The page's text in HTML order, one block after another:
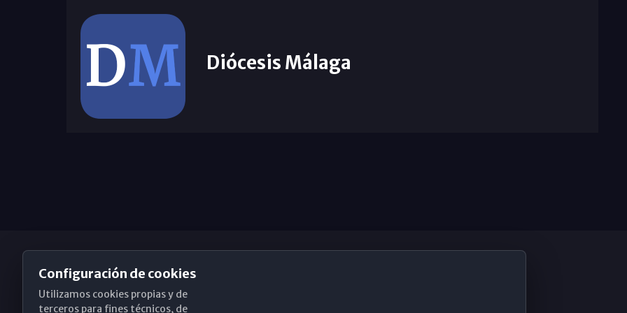
Diócesis Málaga
Obispado de Málaga
Configuración de cookies
Utilizamos cookies propias y de
terceros para fines técnicos, de